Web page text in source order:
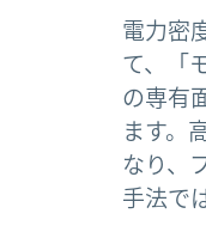
電力密
て、「
の専有
ます。
なり、
手法で